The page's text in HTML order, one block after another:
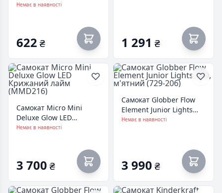
регулюванням висоти
Немає в наявності
622 ₴ 1 291 ₴
Самокат Micro Mini
Deluxe Glow LED
Крижаний лайм
Немає в наявності
3 700 ₴
Самокат Globber Flow
Element Junior Lights
LED, м'ятний (729-206)
Немає в наявності
3 990 ₴